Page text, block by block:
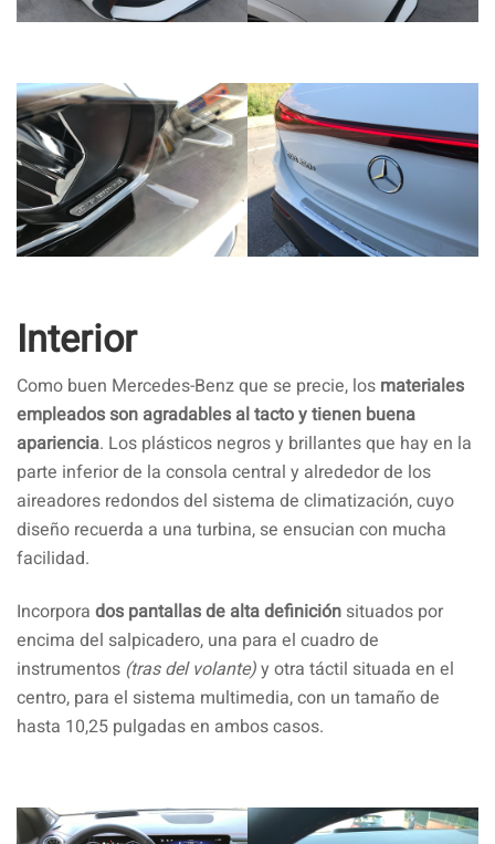
Interior
Como buen Mercedes-Benz que se precie, los materiales
empleados son agradables al tacto y tienen buena
apariencia. Los plásticos negros y brillantes que hay en la
parte inferior de la consola central y alrededor de los
aireadores redondos del sistema de climatización, cuyo
diseño recuerda a una turbina, se ensucian con mucha
facilidad.
Incorpora dos pantallas de alta definición situados por
encima del salpicadero, una para el cuadro de
instrumentos (tras del volante)y otra táctil situada en el
centro, para el sistema multimedia, con un tamaño de
hasta 10,25 pulgadas en ambos casos.